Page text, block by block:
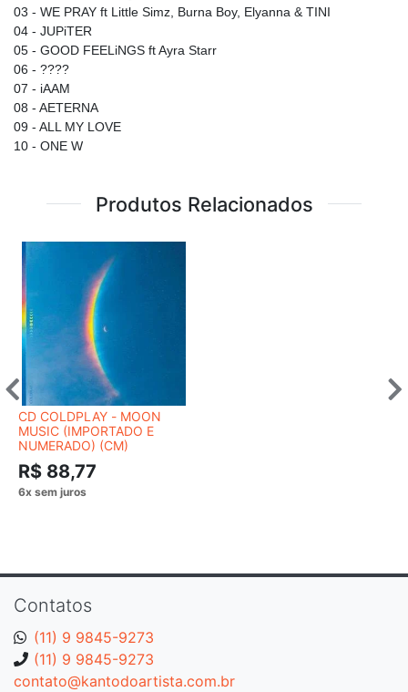
03 - WE PRAY ft Little Simz, Burna Boy, Elyanna & TINI
04 - JUPiTER
05 - GOOD FEELiNGS ft Ayra Starr
06 - ????
07 - iAAM
08 - AETERNA
09 - ALL MY LOVE
10 - ONE W
Produtos Relacionados
CD COLDPLAY - MOON
MUSIC (IMPORTADO E
NUMERADO) (CM)
R$ 88,77
Contatos
(11) 9 9845-9273
(11) 9 9845-9273
contato@kantodoartista.com.br